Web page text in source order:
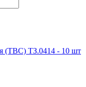
(ТВС) ТЗ.0414 - 10 шт